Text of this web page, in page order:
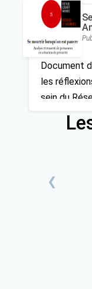
solidaires et
Document
les
sein du
militants
représente
durables